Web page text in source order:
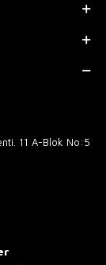
11 A-Blok No:5